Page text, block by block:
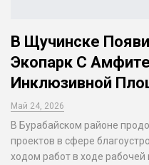
В Щучинске
Экопарк С
Инклюзивной
Май 24, 2026
В Бурабайском районе
проектов в сфере
ходом работ в ходе